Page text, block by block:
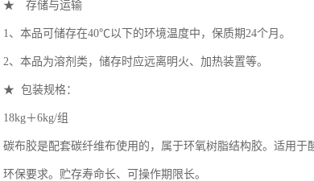
★ 存储与运输
1、本品可储存在40℃以下的环境温度中，保质期24个月。
2、本品为溶剂类，储存时应远离明火、加热装置等。
★ 包装规格：
18kg＋6kg/组
碳布胶是配套碳纤维布使用的，属于环氧树脂结构胶。适用
环保要求。贮存寿命长、可操作期限长。